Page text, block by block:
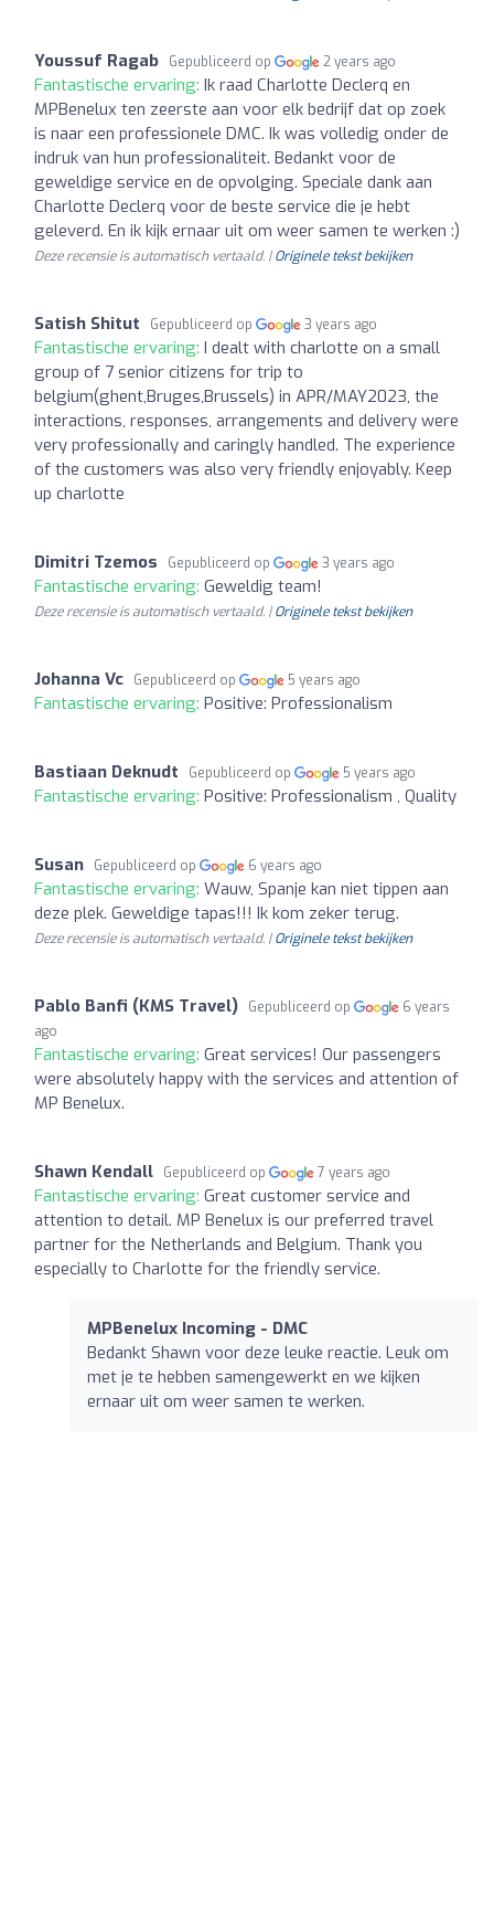
Youssuf Ragab Gepubliceerd op 2 years ago
Fantastische ervaring: Ik raad Charlotte Declerq en
MPBenelux ten zeerste aan voor elk bedrijf dat op zoek
is naar een professionele DMC. Ik was volledig onder de
indruk van hun professionaliteit. Bedankt voor de
geweldige service en de opvolging. Speciale dank aan
Charlotte Declerq voor de beste service die je hebt
geleverd. En ik kijk ernaar uit om weer samen te werken :)
Deze recensie is automatisch vertaald. |Originele tekst bekijken
Satish Shitut Gepubliceerd op 3 years ago
Fantastische ervaring: I dealt with charlotte on a small
group of 7 senior citizens for trip to
belgium(ghent,Bruges,Brussels) in APR/MAY2023, the
interactions, responses, arrangements and delivery were
very professionally and caringly handled. The experience
of the customers was also very friendly enjoyably. Keep
up charlotte
Dimitri Tzemos Gepubliceerd op 3 years ago
Fantastische ervaring: Geweldig team!
Deze recensie is automatisch vertaald. |Originele tekst bekijken
Johanna Vc Gepubliceerd op 5 years ago
Fantastische ervaring: Positive: Professionalism
Bastiaan Deknudt Gepubliceerd op 5 years ago
Fantastische ervaring: Positive: Professionalism , Quality
Susan Gepubliceerd op 6 years ago
Fantastische ervaring: Wauw, Spanje kan niet tippen aan
deze plek. Geweldige tapas!!! Ik kom zeker terug.
Deze recensie is automatisch vertaald. |Originele tekst bekijken
Pablo Banfi (KMS Travel) Gepubliceerd op
6 years
ago
Fantastische ervaring: Great services! Our passengers
were absolutely happy with the services and attention of
MP Benelux.
Shawn Kendall Gepubliceerd op 7 years ago
Fantastische ervaring: Great customer service and
attention to detail. MP Benelux is our preferred travel
partner for the Netherlands and Belgium. Thank you
especially to Charlotte for the friendly service.
MPBenelux Incoming - DMC
Bedankt Shawn voor deze leuke reactie. Leuk om
met je te hebben samengewerkt en we kijken
ernaar uit om weer samen te werken.